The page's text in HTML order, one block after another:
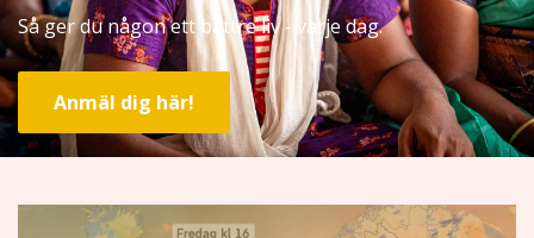
Så ger du någon ett bättre liv - varje dag.
Anmäl dig här!